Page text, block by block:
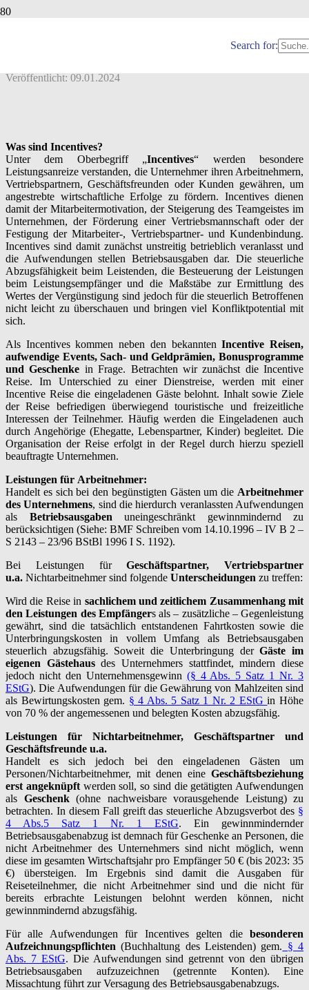
Search for:
Veröffentlicht: 09.01.2024
Was sind Incentives?
Unter dem Oberbegriff „Incentives“ werden besondere
Leistungsanreize verstanden, die Unternehmer ihren Arbeitnehmern,
Vertriebspartnern, Geschäftsfreunden oder Kunden gewähren, um
angestrebte wirtschaftliche Erfolge zu fördern. Incentives dienen
damit der Mitarbeitermotivation, der Steigerung des Teamgeistes im
Unternehmen, der Förderung einer Vertriebsmannschaft oder der
Festigung der Mitarbeiter-, Vertriebspartner- und Kundenbindung.
Incentives sind damit zunächst unstreitig betrieblich veranlasst und
die Aufwendungen stellen Betriebsausgaben dar. Die steuerliche
Abzugsfähigkeit beim Leistenden, die Besteuerung der Leistungen
beim Leistungsempfänger und die Maßstäbe zur Ermittlung des
Wertes der Vergünstigung sind jedoch für die steuerlich Betroffenen
nicht leicht zu überschauen und bringen viel Konfliktpotential mit
sich.
Als Incentives kommen neben den bekanntenIncentive Reisen,
aufwendige Events, Sach- und Geldprämien, Bonusprogramme
und Geschenke in Frage. Betrachten wir zunächst die Incentive
Reise. Im Unterschied zu einer Dienstreise, werden mit einer
Incentive Reise die eingeladenen Gäste belohnt. Inhalt sowie Ziele
der Reise befriedigen überwiegend touristische und freizeitliche
Interessen der Teilnehmer. Häufig werden die Eingeladenen auch
durch Angehörige (Ehegatte, Lebenspartner, Kinder) begleitet. Die
Organisation der Reise erfolgt in der Regel durch hierzu speziell
beauftragte Unternehmen.
Leistungen für Arbeitnehmer:
Handelt es sich bei den begünstigten Gästen um die Arbeitnehmer
des Unternehmens, sind die hierdurch veranlassten Aufwendungen
als Betriebsausgaben uneingeschränkt gewinnmindernd zu
berücksichtigen (Siehe: BMF Schreiben vom 14.10.1996 – IV B 2 –
S 2143 – 23/96 BStBl 1996 I S. 1192).
Bei Leistungen fürGeschäftspartner, Vertriebspartner
u.a. Nichtarbeitnehmer sind folgende Unterscheidungen zu treffen:
Wird die Reise in sachlichem und zeitlichem Zusammenhang mit
den Leistungen des Empfängers als – zusätzliche – Gegenleistung
gewährt, sind die tatsächlich entstandenen Fahrtkosten sowie die
Unterbringungskosten in vollem Umfang als Betriebsausgaben
steuerlich abzugsfähig. Soweit die Unterbringung derGäste im
eigenen Gästehausdes Unternehmers stattfindet, mindern diese
jedoch nicht den Unternehmensgewinn (§ 4 Abs. 5 Satz 1 Nr. 3
EStG). Die Aufwendungen für die Gewährung von Mahlzeiten sind
als Bewirtungskosten gem. § 4 Abs. 5 Satz 1 Nr. 2 EStGin Höhe
von 70 % der angemessenen und belegten Kosten abzugsfähig.
Leistungen für Nichtarbeitnehmer, Geschäftspartner und
Geschäftsfreunde u.a.
Handelt es sich jedoch bei den eingeladenen Gästen um
Personen/Nichtarbeitnehmer, mit denen eine Geschäftsbeziehung
erst angeknüpftwerden soll, so sind die getätigten Aufwendungen
als Geschenk(ohne nachweisbare vorausgehende Leistung) zu
betrachten. In diesem Fall greift das steuerliche Abzugsverbot des §
4 Abs.5 Satz 1 Nr. 1 EStG. Ein gewinnmindernder
Betriebsausgabenabzug ist demnach für Geschenke an Personen, die
nicht Arbeitnehmer des Unternehmers sind nicht möglich, wenn
diese im gesamten Wirtschaftsjahr pro Empfänger 50 € (bis 2023: 35
€) übersteigen. Im Ergebnis sind damit die Ausgaben für
Reiseteilnehmer, die nicht Arbeitnehmer sind und die nicht für
bereits erbrachte Leistungen belohnt werden können, nicht
gewinnmindernd abzugsfähig.
Für alle Aufwendungen für Incentives gelten die besonderen
Aufzeichnungspflichten (Buchhaltung des Leistenden) gem. § 4
Abs. 7 EStG. Die Aufwendungen sind getrennt von den übrigen
Betriebsausgaben aufzuzeichnen (getrennte Konten). Eine
Missachtung führt zur Versagung des Betriebsausgabenabzugs.